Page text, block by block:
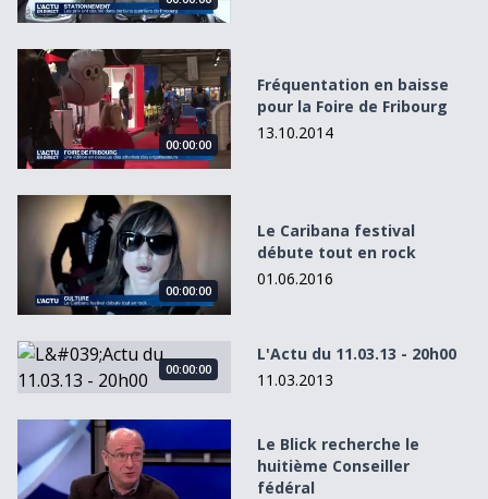
Fréquentation en baisse pour la Foire de Fribourg
00:00:00
Fréquentation en baisse
pour la Foire de Fribourg
13.10.2014
Le Caribana festival débute tout en rock
00:00:00
Le Caribana festival
débute tout en rock
01.06.2016
L&#039;Actu du 11.03.13 - 20h00
00:00:00
L'Actu du 11.03.13 - 20h00
11.03.2013
Le Blick recherche le huitième Conseiller fédéral
Le Blick recherche le
huitième Conseiller
fédéral